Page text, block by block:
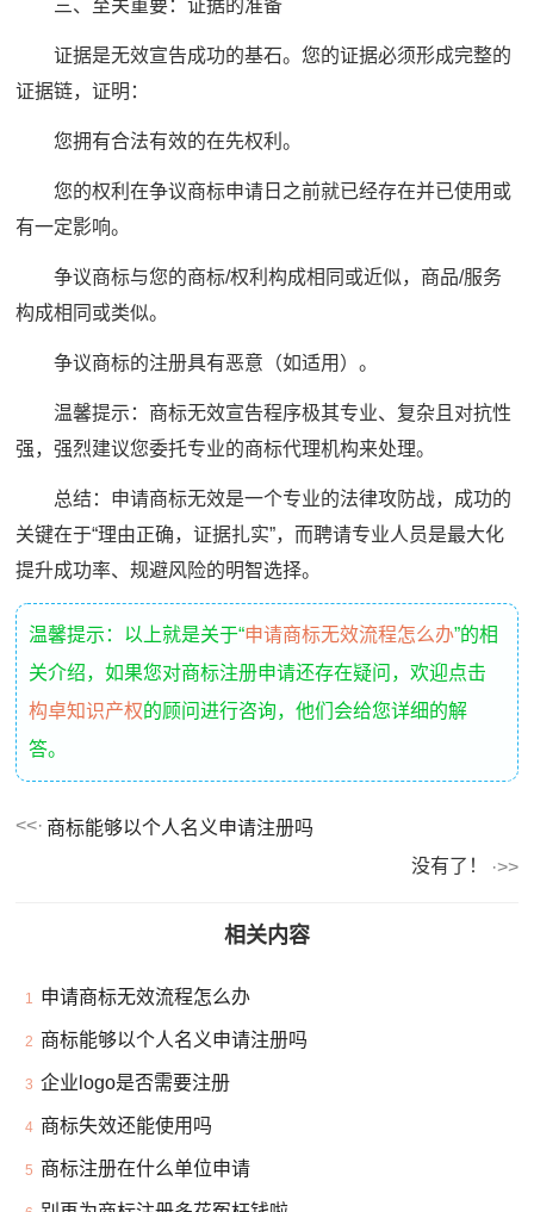
三、至关重要：证据的准备
证据是无效宣告成功的基石。您的证据必须形成完整的
证据链，证明：
您拥有合法有效的在先权利。
您的权利在争议商标申请日之前就已经存在并已使用或
有一定影响。
争议商标与您的商标/权利构成相同或近似，商品/服务
构成相同或类似。
争议商标的注册具有恶意（如适用）。
温馨提示：商标无效宣告程序极其专业、复杂且对抗性
强，强烈建议您委托专业的商标代理机构来处理。
总结：申请商标无效是一个专业的法律攻防战，成功的
关键在于“理由正确，证据扎实”，而聘请专业人员是最大化
提升成功率、规避风险的明智选择。
温馨提示：以上就是关于“申请商标无效流程怎么办”的相
关介绍，如果您对商标注册申请还存在疑问，欢迎点击
构卓知识产权的顾问进行咨询，他们会给您详细的解
答。
商标能够以个人名义申请注册吗
没有了！
相关内容
1 申请商标无效流程怎么办
2 商标能够以个人名义申请注册吗
3 企业logo是否需要注册
4 商标失效还能使用吗
5 商标注册在什么单位申请